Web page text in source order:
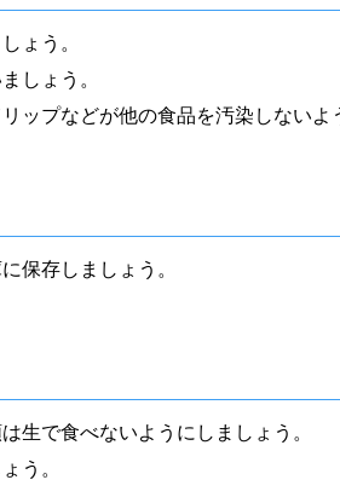
ょう。
しょう。
ップなどが他の食品を汚染しないよ
保存しましょう。
生で食べないようにしましょう。
う。